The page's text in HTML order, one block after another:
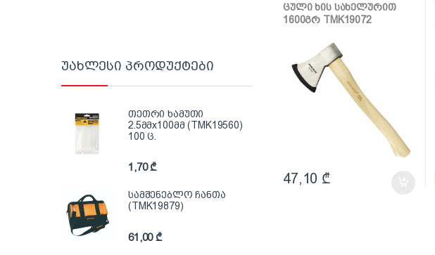
ცული ხის სახელურით
1600გრ TMK19072
47,10 ₾
უახლესი პროდუქტები
თეთრი ხამუთი
2.5მმx100მმ (TMK19560)
100 ც.
1,70₾
სამშენებლო ჩანთა
(TMK19879)
61,00₾